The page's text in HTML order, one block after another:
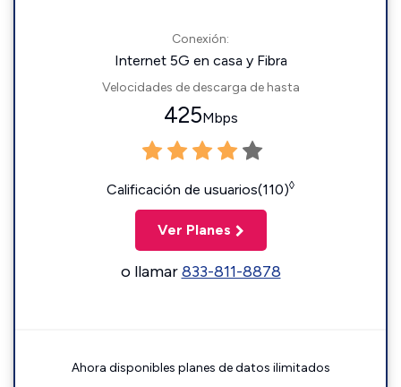
Conexión:
Internet 5G en casa y Fibra
Velocidades de descarga de hasta
425Mbps
Calificación de usuarios(110)◊
Ver Planes
o llamar833-811-8878
Ahora disponibles planes de datos ilimitados